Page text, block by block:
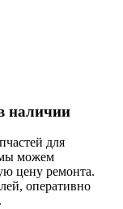
наличии
для
мы можем
цену ремонта.
оперативно